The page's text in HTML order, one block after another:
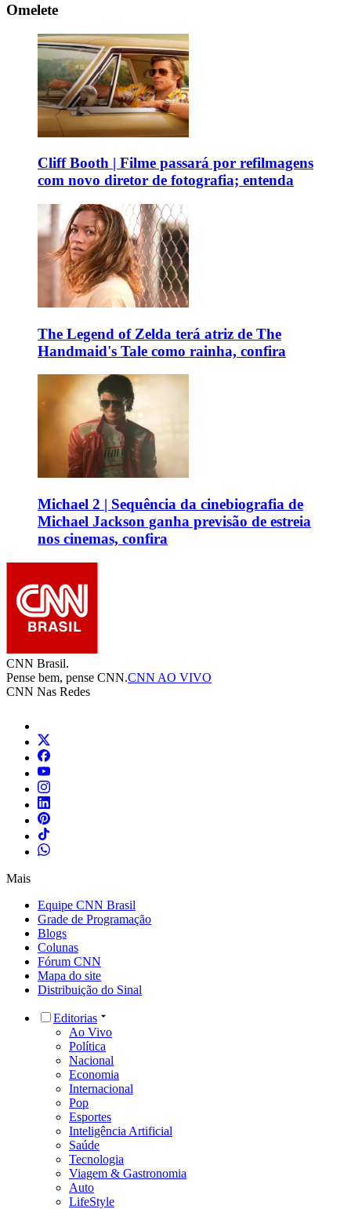
Omelete
Cliff Booth | Filme passará por refilmagens
com novo diretor de fotografia; entenda
The Legend of Zelda terá atriz de The
Handmaid's Tale como rainha, confira
Michael 2 | Sequência da cinebiografia de
Michael Jackson ganha previsão de estreia
nos cinemas, confira
CNN Brasil.
Pense bem, pense CNN.CNN AO VIVO
CNN Nas Redes
Mais
Equipe CNN Brasil
Grade de Programação
Blogs
Colunas
Fórum CNN
Mapa do site
Distribuição do Sinal
Editorias
Ao Vivo
Política
Nacional
Economia
Internacional
Pop
Esportes
Inteligência Artificial
Saúde
Tecnologia
Viagem & Gastronomia
Auto
LifeStyle